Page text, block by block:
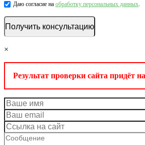
Даю согласие на обработку персональных данных.
×
Результат проверки сайта придёт